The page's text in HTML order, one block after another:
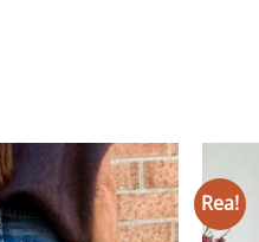
Rea!